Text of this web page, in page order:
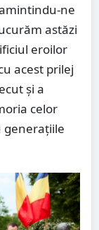
ne
astăzi
eroilor
acest prilej
și a
celor
generațiile